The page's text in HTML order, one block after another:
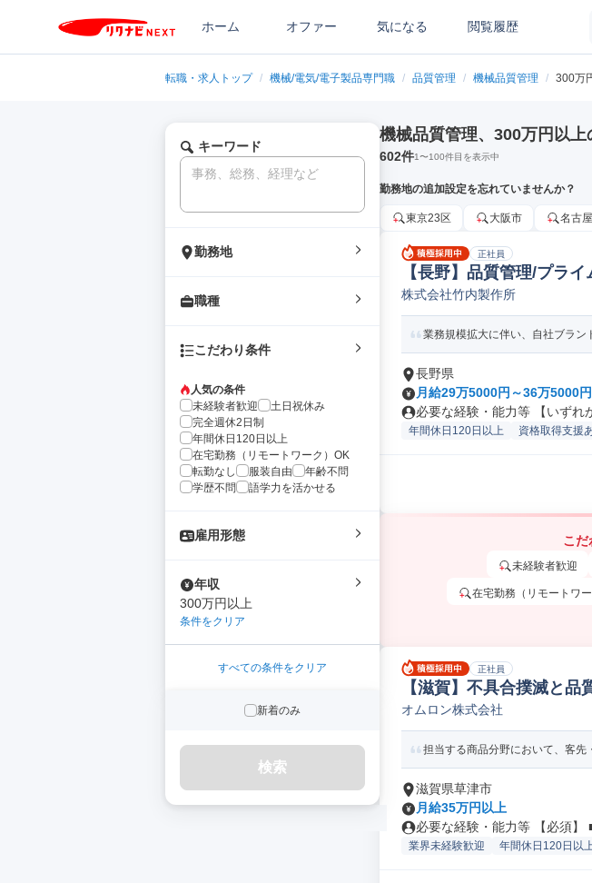
ホーム オファー 気になる 閲覧履歴
転職・求人トップ / 機械/電気/電子製品専門職 / 品質管理 / 機械品質管理 / 300万
キーワード
勤務地
職種
こだわり条件
人気の条件
未経験者歓迎
土日祝休み
完全週休2日制
年間休日120日以上
在宅勤務（リモートワーク）OK
転勤なし
服装自由
年齢不問
学歴不問
語学力を活かせる
雇用形態
年収
300万円以上
条件をクリア
すべての条件をクリア
新着のみ
検索
機械品質管理、300万円以上
602件1〜100件目を表示中
勤務地の追加設定を忘れていませんか？
東京23区 大阪市 名古
正社員
【長野】品質管理/プラ
車/輸送機器品質管理
株式会社竹内製作所
業務規模拡大に伴い、自社ブラン
長野県
月給29万5000円～36万5000円
必要な経験・能力等 【いずれ
年間休日120日以上 資格取得支援
こだ
未経験者歓迎
在宅勤務（リモートワ
正社員
【滋賀】不具合撲滅と
当 機械品質管理
オムロン株式会社
担当する商品分野において、客先
滋賀県草津市
月給35万円以上
必要な経験・能力等 【必須】
業界未経験歓迎 年間休日120日以